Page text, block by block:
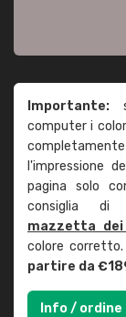
Importante:
computer i
l'impressione
pagina solo
consiglia di
mazzetta dei
colore corretto.
partire da
Info / ordine